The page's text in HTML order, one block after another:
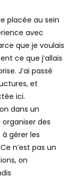
placée au sein
avec
que je voulais
ce que j’allais
J’ai passé
et
ici.
dans un
des
gérer les
n’est pas un
on